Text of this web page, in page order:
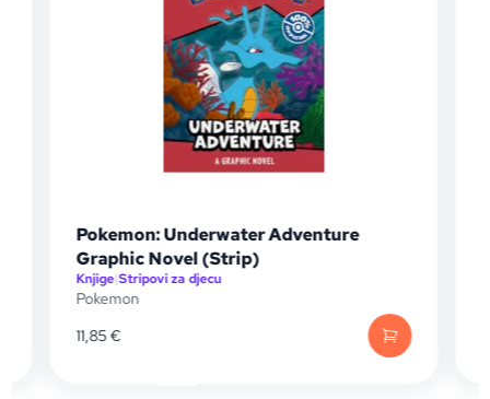
Pokemon: Underwater Adventure
Graphic Novel (Strip)
Knjige|Stripovi za djecu
Pokemon
11,85€